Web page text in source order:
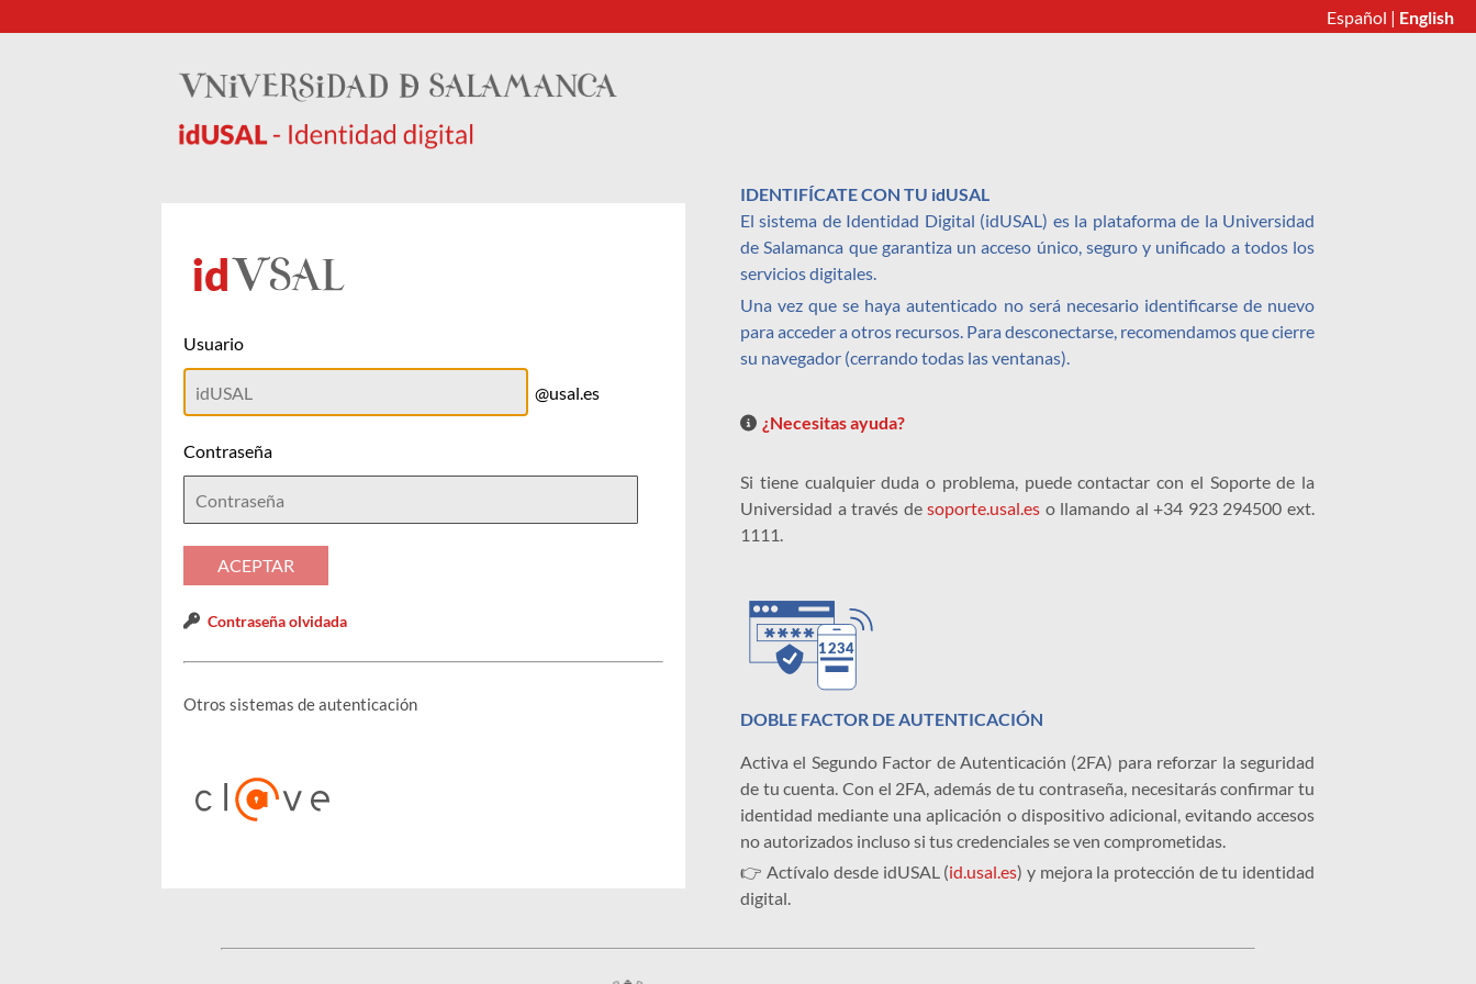
Español | English
Usuario
@usal.es
Contraseña
Contraseña olvidada
Otros sistemas de autenticación
IDENTIFÍCATE CON TU idUSAL
El sistema de Identidad Digital (idUSAL) es la plataforma de la Universidad
de Salamanca que garantiza un acceso único, seguro y unificado a todos los
servicios digitales.
Una vez que se haya autenticado no será necesario identificarse de nuevo
para acceder a otros recursos. Para desconectarse, recomendamos que cierre
su navegador (cerrando todas las ventanas).
¿Necesitas ayuda?
Si tiene cualquier duda o problema, puede contactar con el Soporte de la
Universidad a través de soporte.usal.es o llamando al +34 923 294500 ext.
1111.
DOBLE FACTOR DE AUTENTICACIÓN
Activa el Segundo Factor de Autenticación (2FA) para reforzar la seguridad
de tu cuenta. Con el 2FA, además de tu contraseña, necesitarás confirmar tu
identidad mediante una aplicación o dispositivo adicional, evitando accesos
no autorizados incluso si tus credenciales se ven comprometidas.
👉 Actívalo desde idUSAL (id.usal.es) y mejora la protección de tu identidad
digital.